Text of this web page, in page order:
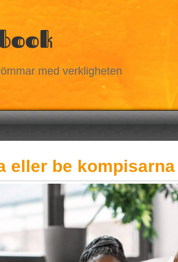
med verkligheten
eller be